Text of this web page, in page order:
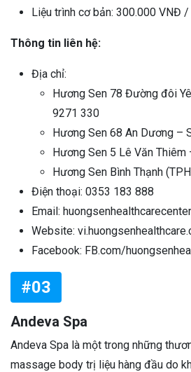
Liệu trình cơ bản: 300.000 VNĐ
Thông tin liên hệ:
Địa chỉ:
Hương Sen 78 Đường đôi
9271 330
Hương Sen 68 An Dương –
Hương Sen 5 Lê Văn
Hương Sen Bình Thạnh
Điện thoại: 0353 183 888
Email:
Website:
Facebook: FB.com/
#03
Andeva Spa
Andeva Spa là một trong những
massage body trị liệu hàng đầu do